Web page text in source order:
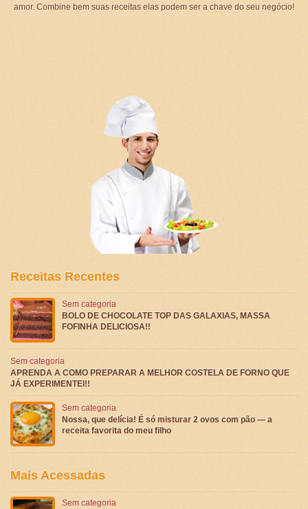
amor. Combine bem suas receitas elas podem ser a chave do seu negócio!
Receitas Recentes
Sem categoria
BOLO DE CHOCOLATE TOP DAS GALAXIAS, MASSA
FOFINHA DELICIOSA!!
Sem categoria
APRENDA A COMO PREPARAR A MELHOR COSTELA DE FORNO QUE
JÁ EXPERIMENTEI!!
Sem categoria
Nossa, que delícia! É só misturar 2 ovos com pão — a
receita favorita do meu filho
Mais Acessadas
Sem categoria